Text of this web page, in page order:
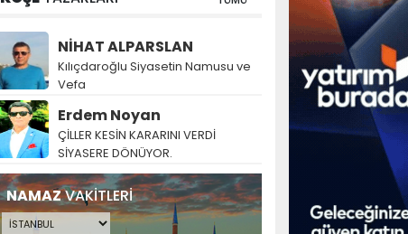
NİHAT ALPARSLAN
Kılıçdaroğlu Siyasetin Namusu ve
Vefa
Erdem Noyan
ÇİLLER KESİN KARARINI VERDİ
SİYASERE DÖNÜYOR.
NAMAZVAKİTLERİ